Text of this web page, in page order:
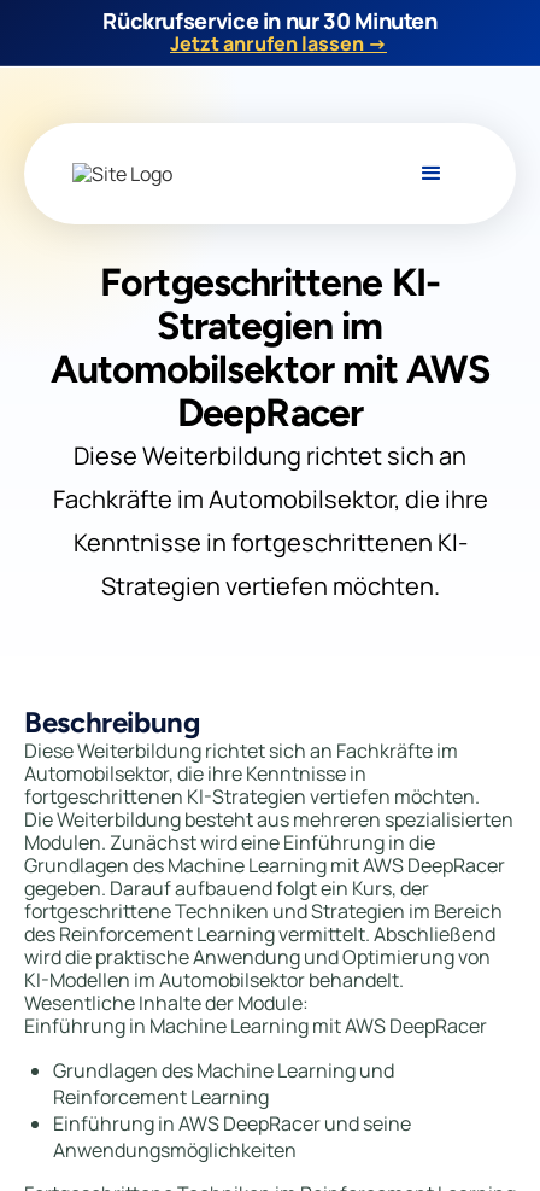
Rückrufservice in nur 30 Minuten
Jetzt anrufen lassen →
Fortgeschrittene KI-
Strategien im
Automobilsektor mit AWS
DeepRacer
Diese Weiterbildung richtet sich an
Fachkräfte im Automobilsektor, die ihre
Kenntnisse in fortgeschrittenen KI-
Strategien vertiefen möchten.
Beschreibung
Diese Weiterbildung richtet sich an Fachkräfte im
Automobilsektor, die ihre Kenntnisse in
fortgeschrittenen KI-Strategien vertiefen möchten.
Die Weiterbildung besteht aus mehreren spezialisierten
Modulen. Zunächst wird eine Einführung in die
Grundlagen des Machine Learning mit AWS DeepRacer
gegeben. Darauf aufbauend folgt ein Kurs, der
fortgeschrittene Techniken und Strategien im Bereich
des Reinforcement Learning vermittelt. Abschließend
wird die praktische Anwendung und Optimierung von
KI-Modellen im Automobilsektor behandelt.
Wesentliche Inhalte der Module:
Einführung in Machine Learning mit AWS DeepRacer
Grundlagen des Machine Learning und
Reinforcement Learning
Einführung in AWS DeepRacer und seine
Anwendungsmöglichkeiten